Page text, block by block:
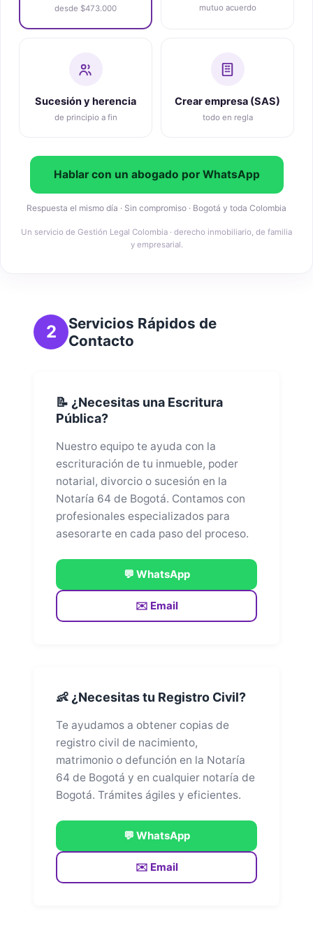
desde $473.000 mutuo acuerdo
Sucesión y herencia
de principio a fin
Crear empresa (SAS)
todo en regla
Hablar con un abogado por WhatsApp
Respuesta el mismo día · Sin compromiso · Bogotá y toda Colombia
Un servicio de Gestión Legal Colombia · derecho inmobiliario, de familia
y empresarial.
2
Servicios Rápidos de
Contacto
📝 ¿Necesitas una Escritura
Pública?
Nuestro equipo te ayuda con la
escrituración de tu inmueble, poder
notarial, divorcio o sucesión en la
Notaría 64 de Bogotá. Contamos con
profesionales especializados para
asesorarte en cada paso del proceso.
💬 WhatsApp
✉️ Email
👶 ¿Necesitas tu Registro Civil?
Te ayudamos a obtener copias de
registro civil de nacimiento,
matrimonio o defunción en la Notaría
64 de Bogotá y en cualquier notaría de
Bogotá. Trámites ágiles y eficientes.
💬 WhatsApp
✉️ Email